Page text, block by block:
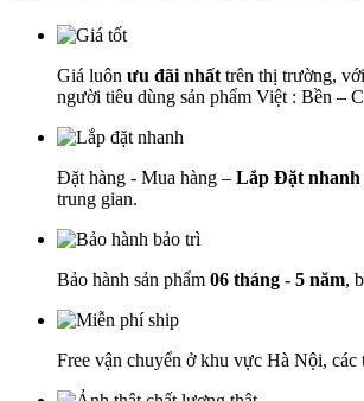
Giá luôn ưu đãi nhất trên thị trường,
người tiêu dùng sản phẩm Việt : Bền –
Đặt hàng - Mua hàng – Lắp Đặt nhanh
trung gian.
Bảo hành sản phẩm 06 tháng - 5 năm,
Free vận chuyển ở khu vực Hà Nội, các